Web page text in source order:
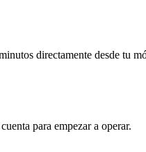
directamente desde tu
para empezar a operar.